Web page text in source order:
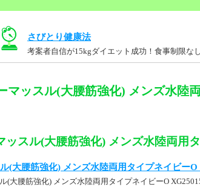
さびとり健康法
考案者自信が15kgダイエット成功！食事制限な
マッスル(大腰筋強化) メンズ水陸
ッスル(大腰筋強化) メンズ水陸両用
(大腰筋強化) メンズ水陸両用タイプネイビーO
(大腰筋強化) メンズ水陸両用タイプネイビーO